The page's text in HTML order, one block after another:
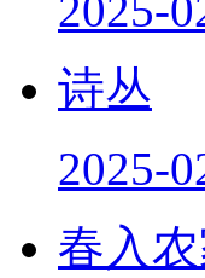
诗丛
2025-
春入